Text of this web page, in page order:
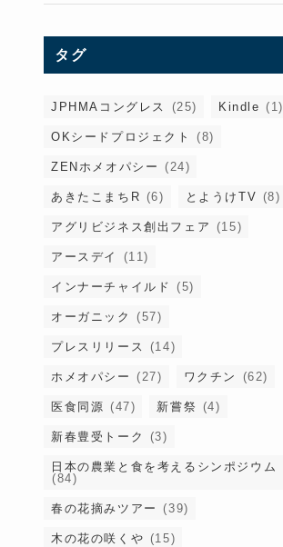
タグ
JPHMAコングレス (25) Kindle (1)
OKシードプロジェクト (8)
ZENホメオパシー (24)
あきたこまちR (6) とようけTV (8)
アグリビジネス創出フェア (15)
アースデイ (11)
インナーチャイルド (5)
オーガニック (57)
プレスリリース (14)
ホメオパシー (27) ワクチン (62)
医食同源 (47) 新嘗祭 (4)
新春豊受トーク (3)
日本の農業と食を考えるシンポジウム
(84)
春の花摘みツアー (39)
木の花の咲くや (15)